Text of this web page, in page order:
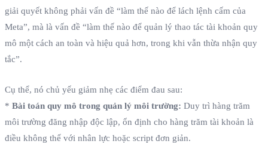
giải quyết không phải vấn đề “làm thế nào để lách lệnh cấm của
Meta”, mà là vấn đề “làm thế nào để quản lý thao tác tài khoản quy
mô một cách an toàn và hiệu quả hơn, trong khi vẫn thừa nhận quy
tắc”.
Cụ thể, nó chủ yếu giảm nhẹ các điểm đau sau:
* Bài toán quy mô trong quản lý môi trường: Duy trì hàng trăm
môi trường đăng nhập độc lập, ổn định cho hàng trăm tài khoản là
điều không thể với nhân lực hoặc script đơn giản.